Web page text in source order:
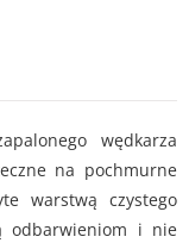
wędkarza
na pochmurne
warstwą czystego
odbarwieniom i nie